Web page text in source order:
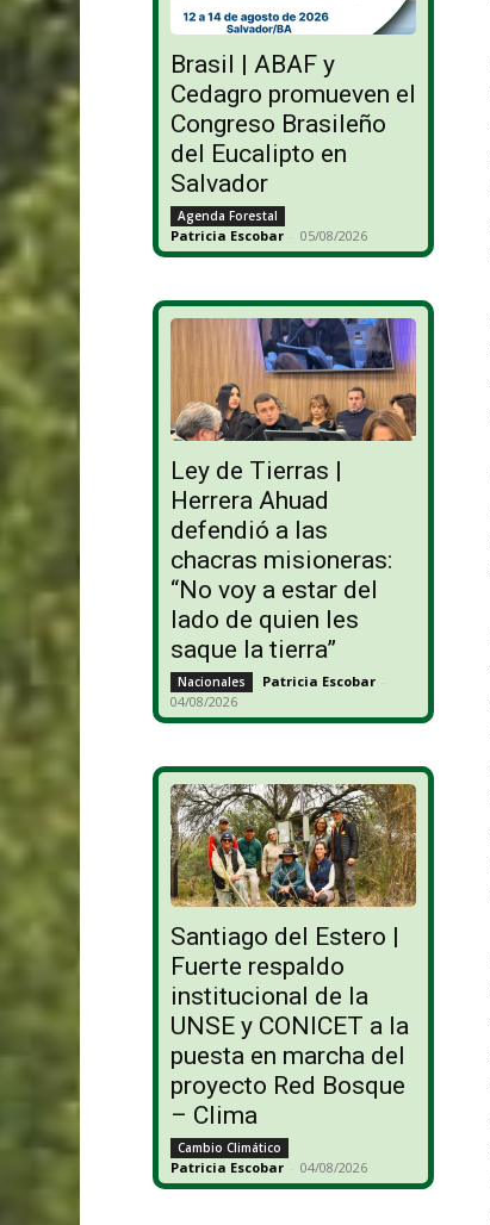
Brasil | ABAF y
Cedagro promueven el
Congreso Brasileño
del Eucalipto en
Salvador
Agenda Forestal
Patricia Escobar - 05/08/2026
Ley de Tierras |
Herrera Ahuad
defendió a las
chacras misioneras:
“No voy a estar del
lado de quien les
saque la tierra”
Nacionales Patricia Escobar -
04/08/2026
Santiago del Estero |
Fuerte respaldo
institucional de la
UNSE y CONICET a la
puesta en marcha del
proyecto Red Bosque
– Clima
Cambio Climático
Patricia Escobar - 04/08/2026